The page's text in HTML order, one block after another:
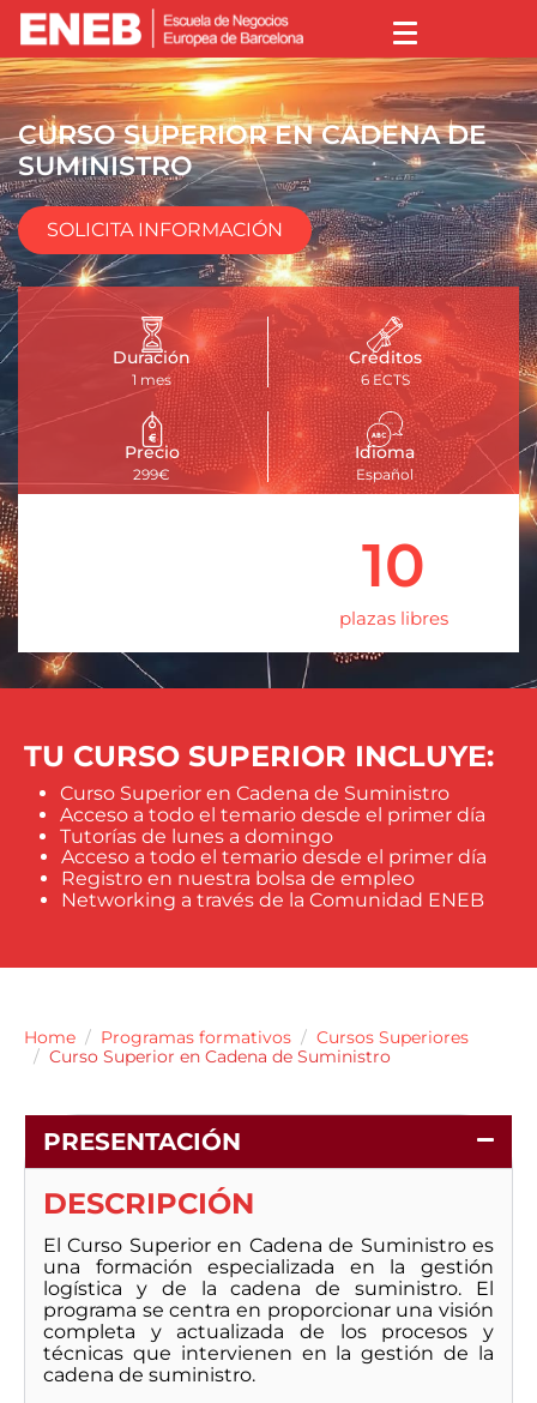
CURSO SUPERIOR EN CADENA DE
SUMINISTRO
SOLICITA INFORMACIÓN
Duración
1 mes
Créditos
6 ECTS
Precio
299€
Idioma
Español
plazas libres
10
TU CURSO SUPERIOR INCLUYE:
Curso Superior en Cadena de Suministro
Acceso a todo el temario desde el primer día
Tutorías de lunes a domingo
Acceso a todo el temario desde el primer día
Registro en nuestra bolsa de empleo
Networking a través de la Comunidad ENEB
Home Programas formativos
Cursos Superiores
Curso Superior en Cadena de Suministro
PRESENTACIÓN
DESCRIPCIÓN
El Curso Superior en Cadena de Suministro es
una formación especializada en la gestión
logística y de la cadena de suministro. El
programa se centra en proporcionar una visión
completa y actualizada de los procesos y
técnicas que intervienen en la gestión de la
cadena de suministro.